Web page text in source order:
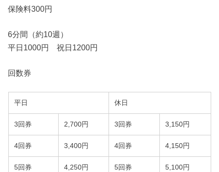
保険料300円
6分間（約10週）
平日1000円 祝日1200円
回数券
平日 休日
3回券 2,700円 3回券 3,150円
4回券 3,400円 4回券 4,150円
5回券 4,250円 5回券 5,100円